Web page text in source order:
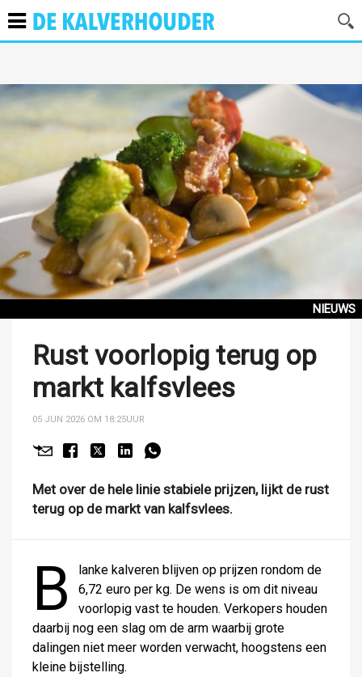
NIEUWS
Rust voorlopig terug op
markt kalfsvlees
05 JUN 2026 OM 18:25UUR
Met over de hele linie stabiele prijzen, lijkt de rust
terug op de markt van kalfsvlees.
B
lanke kalveren blijven op prijzen rondom de
6,72 euro per kg. De wens is om dit niveau
voorlopig vast te houden. Verkopers houden
daarbij nog een slag om de arm waarbij grote
dalingen niet meer worden verwacht, hoogstens een
kleine bijstelling.